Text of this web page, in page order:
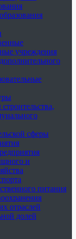
учреждения
сферы
и
питания
отраслей
долей